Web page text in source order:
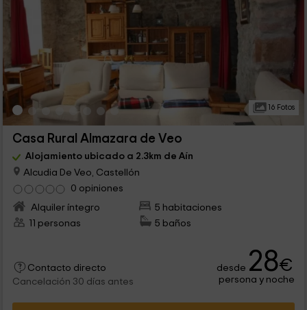
16 Fotos
Casa Rural Almazara de Veo
Alojamiento ubicado a 2.3km de Aín
Alcudia De Veo, Castellón
0 opiniones
Alquiler íntegro
5 habitaciones
11 personas
5 baños
Contacto directo
Cancelación 30 días antes
desde 28€
persona y noche